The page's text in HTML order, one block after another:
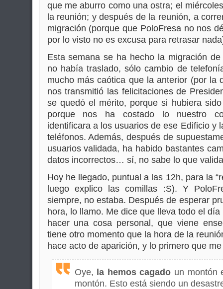
que me aburro como una ostra; el
la reunión; y después de la reunión, a
migración (porque que PoloFresa no nos
por lo visto no es excusa para retrasar
Esta semana se ha hecho la migración
no había traslado, sólo cambio de
mucho más caótica que la anterior (por la
nos transmitió las felicitaciones de
se quedó el mérito, porque si hubiera
porque nos ha costado lo nuestro
identificara a los usuarios de ese Edificio y
teléfonos. Además, después de
usuarios validada, ha habido bastantes
datos incorrectos… sí, no sabe lo que
Hoy he llegado, puntual a las 12h, para la
luego explico las comillas :S). Y
siempre, no estaba. Después de esperar
hora, lo llamo. Me dice que lleva todo el
hacer una cosa personal, que viene
tiene otro momento que la hora de la
hace acto de aparición, y lo primero que
Oye, la hemos cagado un montón
montón. Esto está siendo un